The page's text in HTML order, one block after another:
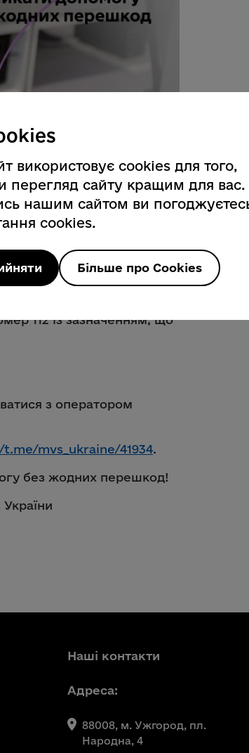
працює Служба 112.
викликів. На робоче
надійшло 38 708 звернень.
у наданні послуг.
слуху чи мовлення?
112 із зазначенням, що
з оператором
mvs_ukraine/41934.
без жодних перешкод!
Наші контакти
Адреса:
88008, м. Ужгород, пл.
Народна, 4
використовує cookies для того,
перегляд сайту кращим для вас.
нашим сайтом ви
cookies.
Більше про Cookies